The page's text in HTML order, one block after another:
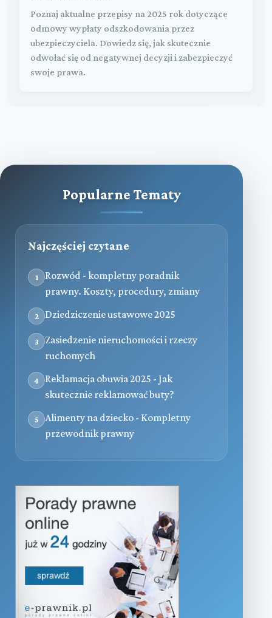
Poznaj aktualne przepisy na 2025 rok dotyczące
odmowy wypłaty odszkodowania przez
ubezpieczyciela. Dowiedz się, jak skutecznie
odwołać się od negatywnej decyzji i zabezpieczyć
swoje prawa.
Popularne Tematy
Najczęściej czytane
1
Rozwód - kompletny poradnik
prawny. Koszty, procedury, zmiany
2 Dziedziczenie ustawowe 2025
3
Zasiedzenie nieruchomości i rzeczy
ruchomych
4
Reklamacja obuwia 2025 - Jak
skutecznie reklamować buty?
5
Alimenty na dziecko - Kompletny
przewodnik prawny